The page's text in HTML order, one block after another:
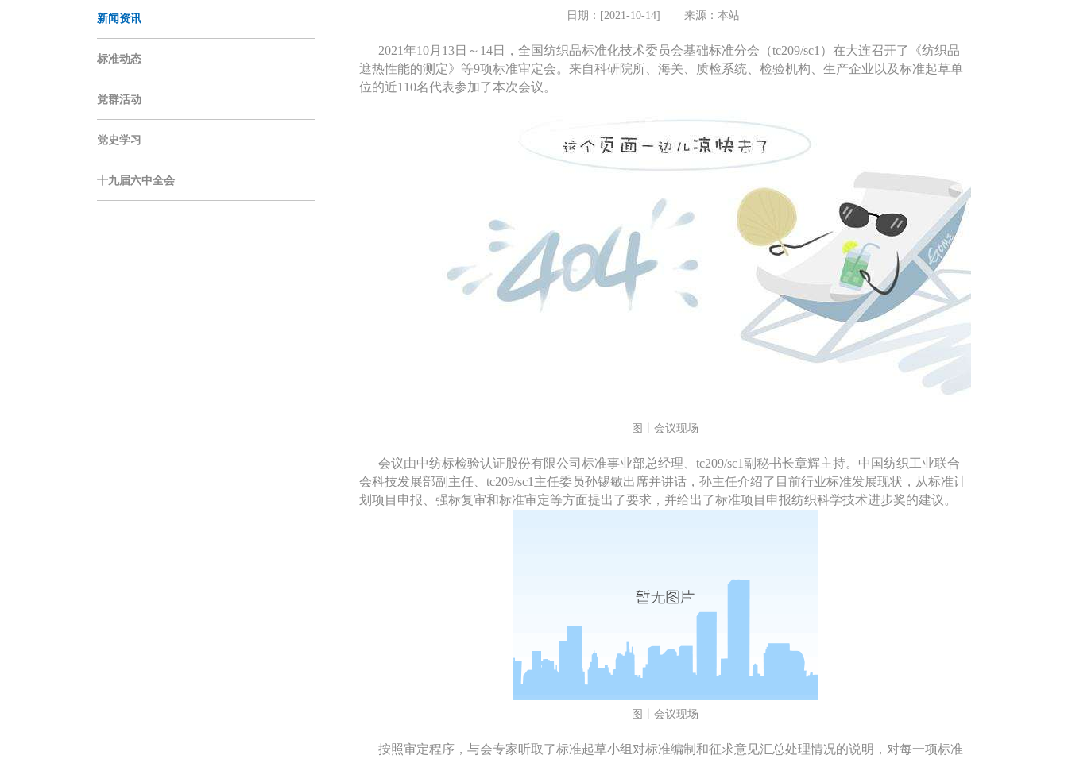
新闻资讯
标准动态
党群活动
党史学习
十九届六中全会
日期：[2021-10-14] 来源：本站
2021年10月13日～14日，全国纺织品标准化技术委员会基础标准分会（tc209/sc1）在大连召开了《纺织品
遮热性能的测定》等9项标准审定会。来自科研院所、海关、质检系统、检验机构、生产企业以及标准起草单
位的近110名代表参加了本次会议。
图丨会议现场
会议由中纺标检验认证股份有限公司标准事业部总经理、tc209/sc1副秘书长章辉主持。中国纺织工业联合
会科技发展部副主任、tc209/sc1主任委员孙锡敏出席并讲话，孙主任介绍了目前行业标准发展现状，从标准计
划项目申报、强标复审和标准审定等方面提出了要求，并给出了标准项目申报纺织科学技术进步奖的建议。
图丨会议现场
按照审定程序，与会专家听取了标准起草小组对标准编制和征求意见汇总处理情况的说明，对每一项标准